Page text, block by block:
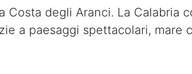
Costa degli Aranci. La Calabria
a paesaggi spettacolari, mare